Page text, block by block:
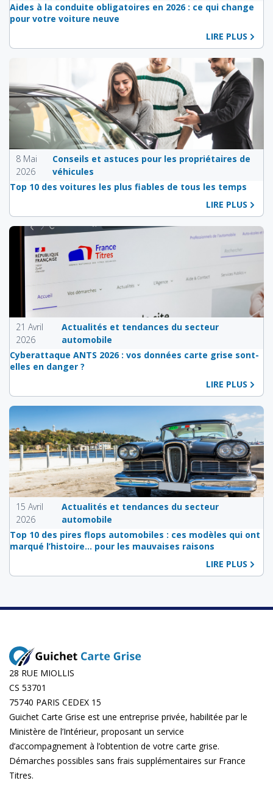
Aides à la conduite obligatoires en 2026 : ce qui change
pour votre voiture neuve
LIRE PLUS
8 Mai
2026
Conseils et astuces pour les propriétaires de
véhicules
Top 10 des voitures les plus fiables de tous les temps
LIRE PLUS
21 Avril
2026
Actualités et tendances du secteur
automobile
Cyberattaque ANTS 2026 : vos données carte grise sont-
elles en danger ?
LIRE PLUS
15 Avril
2026
Actualités et tendances du secteur
automobile
Top 10 des pires flops automobiles : ces modèles qui ont
marqué l’histoire… pour les mauvaises raisons
LIRE PLUS
28 RUE MIOLLIS
CS 53701
75740 PARIS CEDEX 15
Guichet Carte Grise est une entreprise privée, habilitée par le
Ministère de l’Intérieur, proposant un service
d’accompagnement à l’obtention de votre carte grise.
Démarches possibles sans frais supplémentaires sur France
Titres.